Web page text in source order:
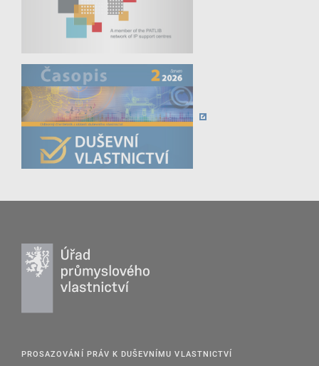
PROSAZOVÁNÍ PRÁV K DUŠEVNÍMU VLASTNICTVÍ